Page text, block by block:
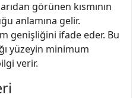
görünen kısmının
anlamına gelir.
genişliğini ifade eder. Bu
yüzeyin minimum
verir.